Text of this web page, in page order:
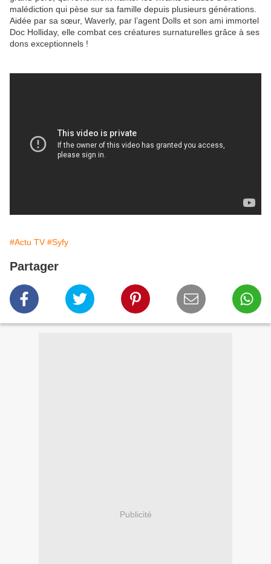
malédiction qui pèse sur sa famille depuis plusieurs générations.
Aidée par sa sœur, Waverly, par l’agent Dolls et son ami immortel
Doc Holliday, elle combat ces créatures surnaturelles grâce à ses
dons exceptionnels !
#Actu TV #Syfy
Partager
Publicité